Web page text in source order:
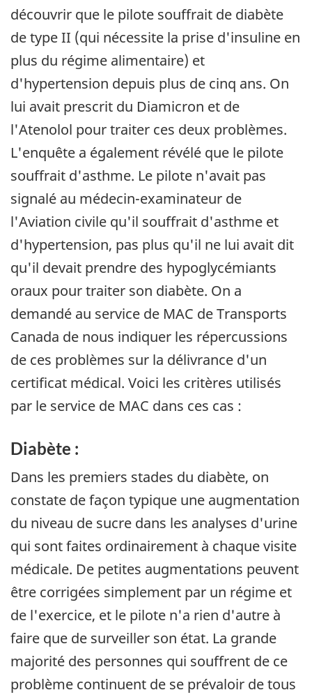
découvrir que le pilote souffrait de diabète
de type II (qui nécessite la prise d'insuline en
plus du régime alimentaire) et
d'hypertension depuis plus de cinq ans. On
lui avait prescrit du Diamicron et de
l'Atenolol pour traiter ces deux problèmes.
L'enquête a également révélé que le pilote
souffrait d'asthme. Le pilote n'avait pas
signalé au médecin-examinateur de
l'Aviation civile qu'il souffrait d'asthme et
d'hypertension, pas plus qu'il ne lui avait dit
qu'il devait prendre des hypoglycémiants
oraux pour traiter son diabète. On a
demandé au service de MAC de Transports
Canada de nous indiquer les répercussions
de ces problèmes sur la délivrance d'un
certificat médical. Voici les critères utilisés
par le service de MAC dans ces cas :
Diabète :
Dans les premiers stades du diabète, on
constate de façon typique une augmentation
du niveau de sucre dans les analyses d'urine
qui sont faites ordinairement à chaque visite
médicale. De petites augmentations peuvent
être corrigées simplement par un régime et
de l'exercice, et le pilote n'a rien d'autre à
faire que de surveiller son état. La grande
majorité des personnes qui souffrent de ce
problème continuent de se prévaloir de tous